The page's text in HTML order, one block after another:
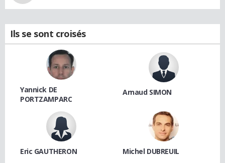
Ils se sont croisés
Yannick DE
PORTZAMPARC
Arnaud SIMON
Eric GAUTHERON Michel DUBREUIL